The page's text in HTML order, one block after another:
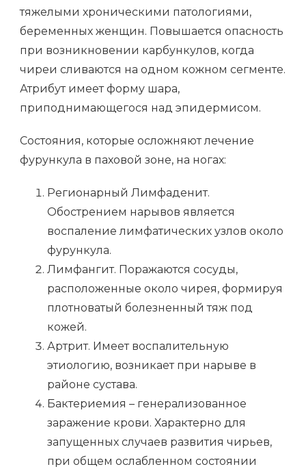
тяжелыми хроническими патологиями,
беременных женщин. Повышается опасность
при возникновении карбункулов, когда
чиреи сливаются на одном кожном сегменте.
Атрибут имеет форму шара,
приподнимающегося над эпидермисом.
Состояния, которые осложняют лечение
фурункула в паховой зоне, на ногах:
Регионарный Лимфаденит.
Обострением нарывов является
воспаление лимфатических узлов около
фурункула.
Лимфангит. Поражаются сосуды,
расположенные около чирея, формируя
плотноватый болезненный тяж под
кожей.
Артрит. Имеет воспалительную
этиологию, возникает при нарыве в
районе сустава.
Бактериемия – генерализованное
заражение крови. Характерно для
запущенных случаев развития чирьев,
при общем ослабленном состоянии